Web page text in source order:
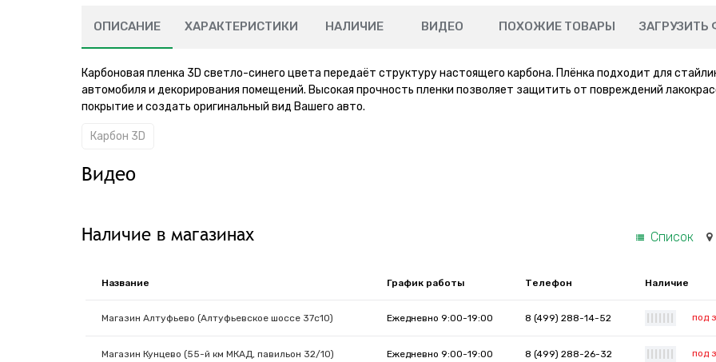
ОПИСАНИЕ ХАРАКТЕРИСТИКИ НАЛИЧИЕ ВИДЕО ПОХОЖИЕ ТОВАРЫ ЗАГРУЗИТЬ
Карбоновая пленка 3D светло-синего цвета передаёт структуру настоящего карбона. Плёнка подходит для
автомобиля и декорирования помещений. Высокая прочность пленки позволяет защитить от повреждений
покрытие и создать оригинальный вид Вашего авто.
Карбон 3D
Видео
Наличие в магазинах Список
Название График работы Телефон Наличие
Магазин Алтуфьево (Алтуфьевское шоссе 37с10) Ежедневно 9:00-19:00 8 (499) 288-14-52 под
Магазин Кунцево (55-й км МКАД, павильон 32/10) Ежедневно 9:00-19:00 8 (499) 288-26-32 под